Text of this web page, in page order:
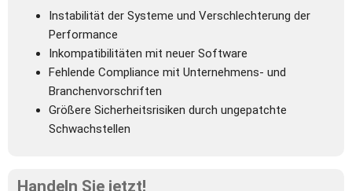
Instabilität der Systeme und Verschlechterung der
Performance
Inkompatibilitäten mit neuer Software
Fehlende Compliance mit Unternehmens- und
Branchenvorschriften
Größere Sicherheitsrisiken durch ungepatchte
Schwachstellen
Handeln Sie jetzt!